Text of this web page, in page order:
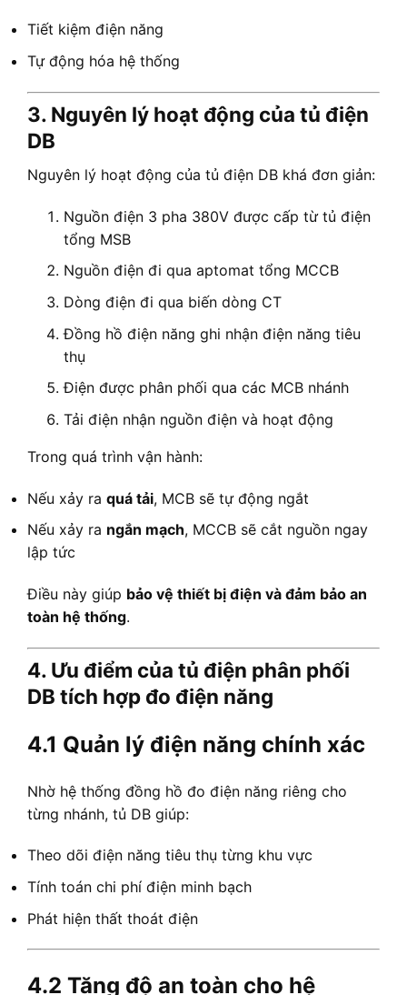
Tiết kiệm điện năng
Tự động hóa hệ thống
3. Nguyên lý hoạt động của tủ điện
DB
Nguyên lý hoạt động của tủ điện DB khá đơn giản:
Nguồn điện 3 pha 380V được cấp từ tủ điện
tổng MSB
Nguồn điện đi qua aptomat tổng MCCB
Dòng điện đi qua biến dòng CT
Đồng hồ điện năng ghi nhận điện năng tiêu
thụ
Điện được phân phối qua các MCB nhánh
Tải điện nhận nguồn điện và hoạt động
Trong quá trình vận hành:
Nếu xảy ra quá tải, MCB sẽ tự động ngắt
Nếu xảy ra ngắn mạch, MCCB sẽ cắt nguồn ngay
lập tức
Điều này giúp bảo vệ thiết bị điện và đảm bảo an
toàn hệ thống.
4. Ưu điểm của tủ điện phân phối
DB tích hợp đo điện năng
4.1 Quản lý điện năng chính xác
Nhờ hệ thống đồng hồ đo điện năng riêng cho
từng nhánh, tủ DB giúp:
Theo dõi điện năng tiêu thụ từng khu vực
Tính toán chi phí điện minh bạch
Phát hiện thất thoát điện
4.2 Tăng độ an toàn cho hệ